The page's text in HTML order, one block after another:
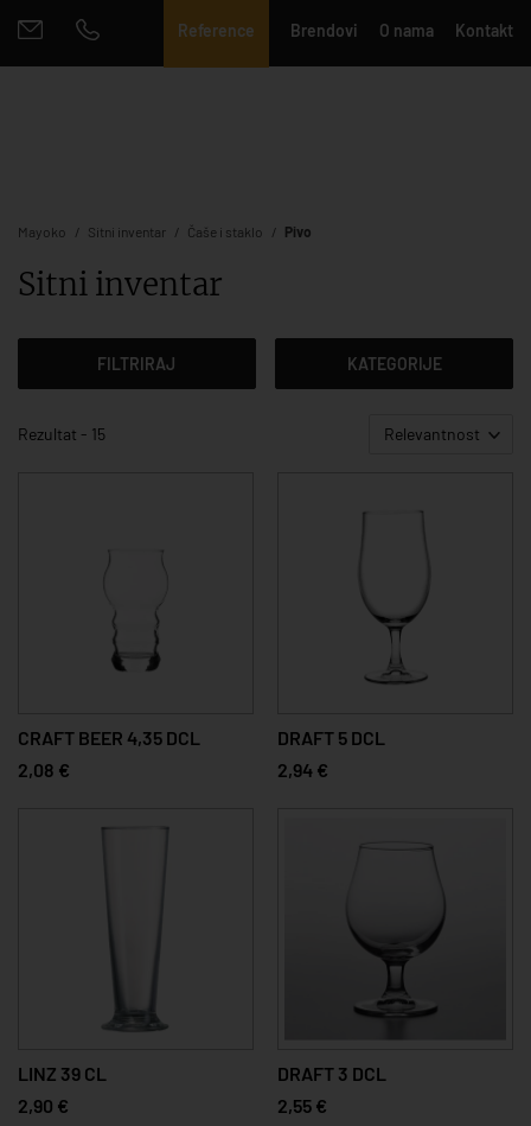
Reference Brendovi O nama Kontakt
Mayoko Sitni inventar Čaše i staklo Pivo
Sitni inventar
FILTRIRAJ KATEGORIJE
Rezultat - 15 Relevantnost
CRAFT BEER 4,35 DCL
2,08 €
DRAFT 5 DCL
2,94 €
LINZ 39 CL
2,90 €
DRAFT 3 DCL
2,55 €